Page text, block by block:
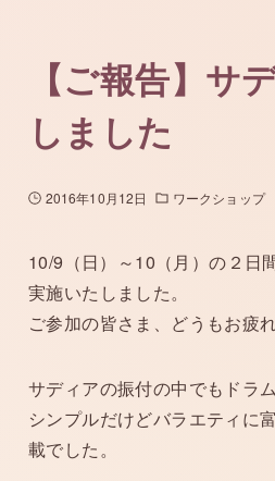
【ご報告】サ
しました
2016年10月12日 ワークショップ
10/9（日）～10（月）の２日
実施いたしました。
ご参加の皆さま、どうもお疲
サディアの振付の中でもドラ
シンプルだけどバラエティに
載でした。